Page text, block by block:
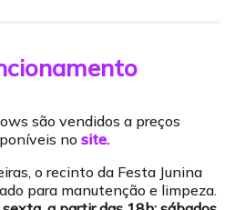
são vendidos a preços
no site.
o recinto da Festa Junina
para manutenção e limpeza.